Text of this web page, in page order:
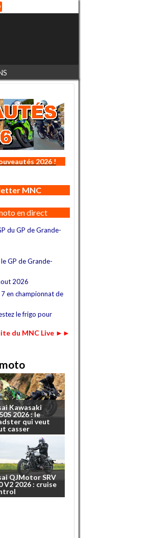
2026 !
MNC
en direct
du GP de Grande-
GP de Grande-
2026
en championnat de
le frigo pour
du MNC Live ►►
Kawasaki
2026:le
qui veut
casser
QJMotorSRV
V2 2026 : cruise